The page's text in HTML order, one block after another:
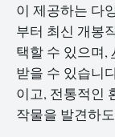
이 제공하는 다
부터 최신 개봉
택할 수 있으며,
받을 수 있습니
이고, 전통적인
작물을 발견하